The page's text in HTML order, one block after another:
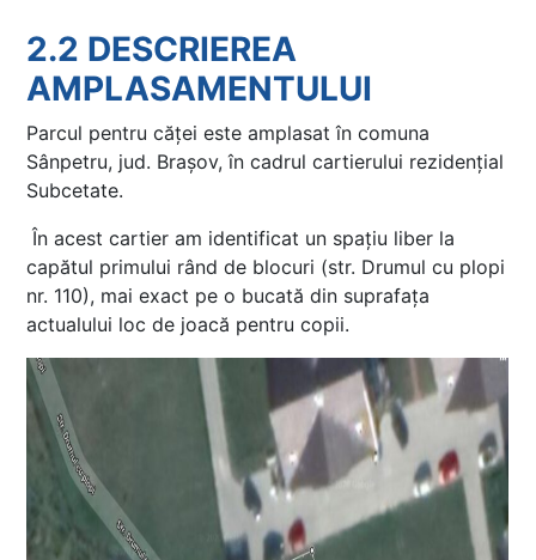
2.2 DESCRIEREA
AMPLASAMENTULUI
Parcul pentru căței este amplasat în comuna
Sânpetru, jud. Brașov, în cadrul cartierului rezidențial
Subcetate.
În acest cartier am identificat un spațiu liber la
capătul primului rând de blocuri (str. Drumul cu plopi
nr. 110), mai exact pe o bucată din suprafața
actualului loc de joacă pentru copii.